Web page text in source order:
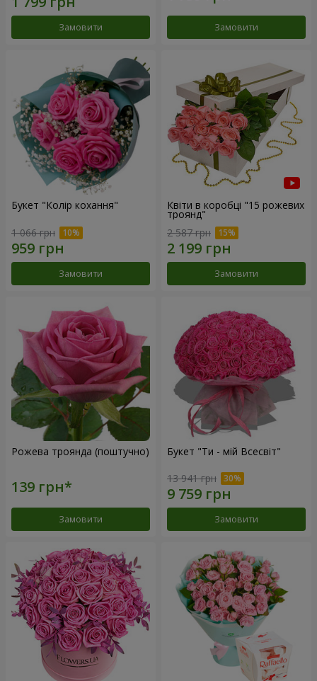
Замовити Замовити
Букет "Колір кохання"
1 066 грн
Замовити
Квіти в коробці "15 рожевих
троянд"
2 587 грн
Замовити
Рожева троянда (поштучно)
Замовити
Букет "Ти - мій Всесвіт"
13 941 грн
Замовити